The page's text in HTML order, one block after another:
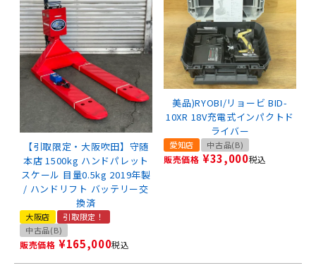
【引取限定・大阪吹田】守随
本店 1500kg ハンドパレット
スケール 目量0.5kg 2019年製
/ ハンドリフト バッテリー交
換済
大阪店
引取限定！
中古品(B)
販売価格 ¥165,000税込
美品)RYOBI/リョービ BID-
10XR 18V充電式インパクトド
ライバー
愛知店 中古品(B)
販売価格 ¥33,000税込